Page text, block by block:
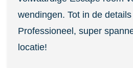
wendingen. Tot in de
Professioneel, super
locatie!